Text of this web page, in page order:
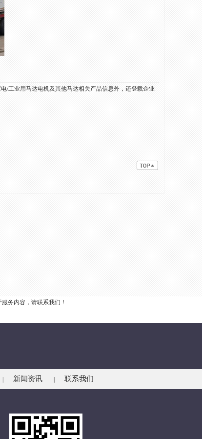
/工业用马达电机及其他马达相关产品信息外，还登载企业
务内容，请联系我们！
新闻资讯 联系我们